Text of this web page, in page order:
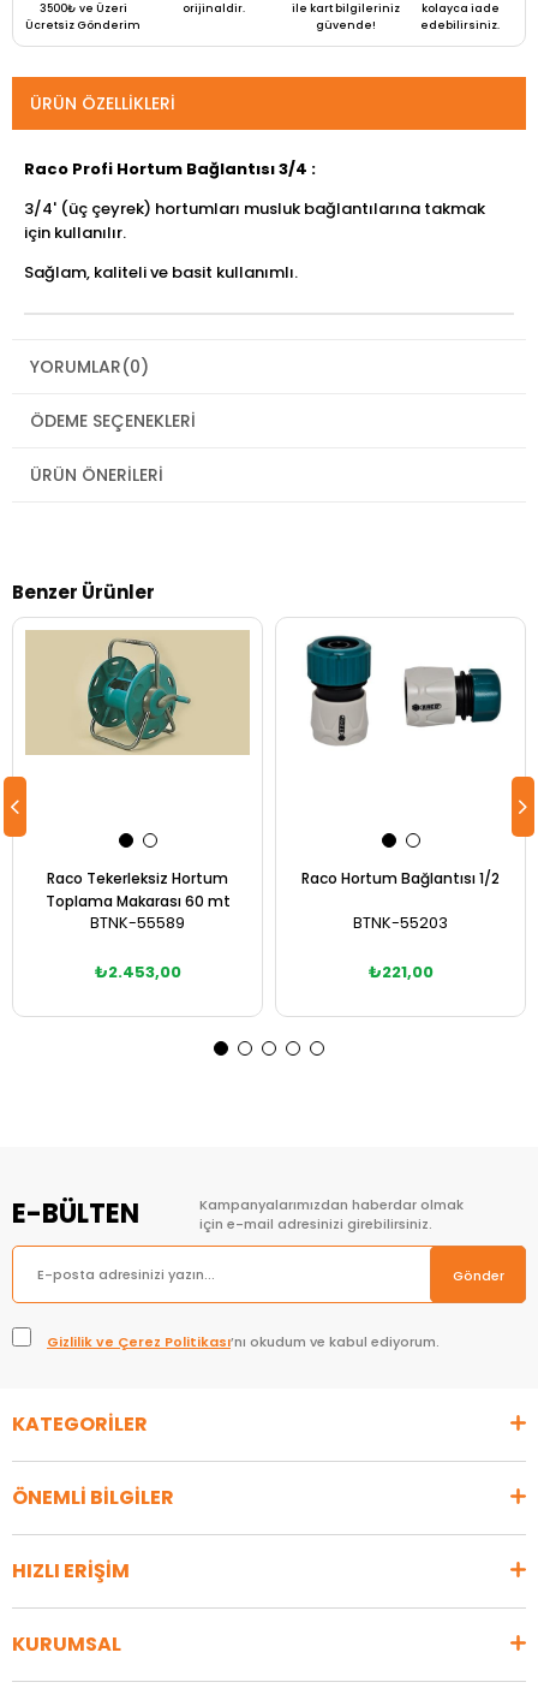
3500₺ ve Üzeri
Ücretsiz Gönderim
orijinaldir.
ile kart bilgileriniz
güvende!
kolayca iade
edebilirsiniz.
ÜRÜN ÖZELLIKLERI
Raco Profi Hortum Bağlantısı 3/4 :
3/4' (üç çeyrek) hortumları musluk bağlantılarına takmak
için kullanılır.
Sağlam, kaliteli ve basit kullanımlı.
YORUMLAR(0)
ÖDEME SEÇENEKLERI
ÜRÜN ÖNERILERI
Benzer Ürünler
Raco Tekerleksiz Hortum
Toplama Makarası 60 mt
BTNK-55589
₺2.453,00
Raco Hortum Bağlantısı 1/2
BTNK-55203
₺221,00
E-BÜLTEN
Kampanyalarımızdan haberdar olmak
için e-mail adresinizi girebilirsiniz.
Gönder
Gizlilik ve Çerez Politikası’nı okudum ve kabul ediyorum.
KATEGORİLER
ÖNEMLİ BİLGİLER
HIZLI ERİŞİM
KURUMSAL